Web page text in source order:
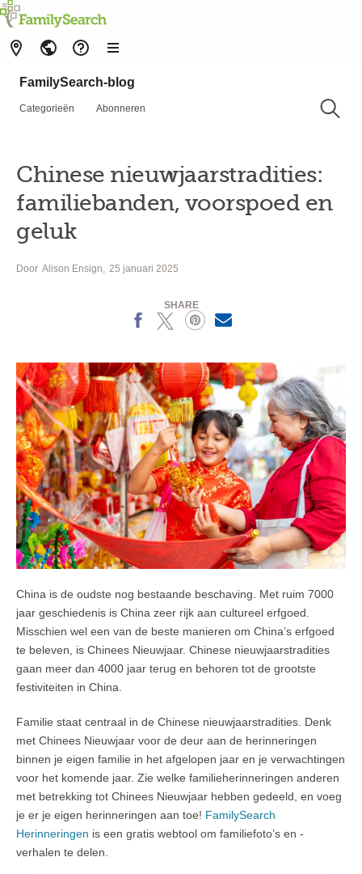
FamilySearch-blog
Categorieën Abonneren
Chinese nieuwjaarstradities:
familiebanden, voorspoed en
geluk
Door Alison Ensign 25 januari 2025
SHARE
X
China is de oudste nog bestaande beschaving. Met ruim 7000
jaar geschiedenis is China zeer rijk aan cultureel erfgoed.
Misschien wel een van de beste manieren om China’s erfgoed
te beleven, is Chinees Nieuwjaar. Chinese nieuwjaarstradities
gaan meer dan 4000 jaar terug en behoren tot de grootste
festiviteiten in China.
Familie staat centraal in de Chinese nieuwjaarstradities. Denk
met Chinees Nieuwjaar voor de deur aan de herinneringen
binnen je eigen familie in het afgelopen jaar en je verwachtingen
voor het komende jaar. Zie welke familieherinneringen anderen
met betrekking tot Chinees Nieuwjaar hebben gedeeld, en voeg
je er je eigen herinneringen aan toe! FamilySearch
Herinneringen is een gratis webtool om familiefoto’s en -
verhalen te delen.